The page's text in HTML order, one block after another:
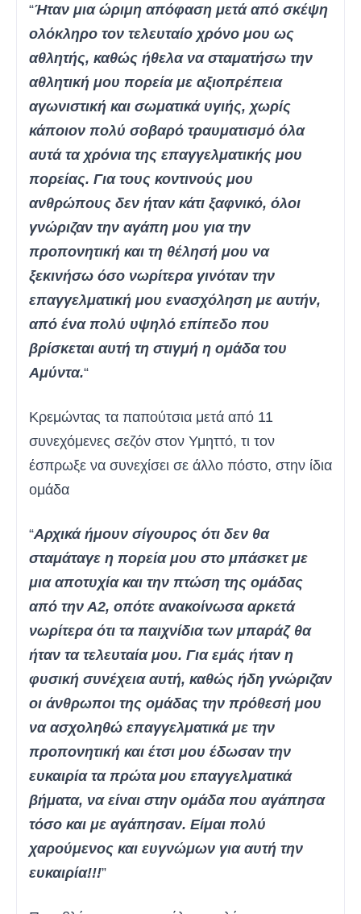
“Ήταν μια ώριμη απόφαση μετά από σκέψη
ολόκληρο τον τελευταίο χρόνο μου ως
αθλητής, καθώς ήθελα να σταματήσω την
αθλητική μου πορεία με αξιοπρέπεια
αγωνιστική και σωματικά υγιής, χωρίς
κάποιον πολύ σοβαρό τραυματισμό όλα
αυτά τα χρόνια της επαγγελματικής μου
πορείας. Για τους κοντινούς μου
ανθρώπους δεν ήταν κάτι ξαφνικό, όλοι
γνώριζαν την αγάπη μου για την
προπονητική και τη θέλησή μου να
ξεκινήσω όσο νωρίτερα γινόταν την
επαγγελματική μου ενασχόληση με αυτήν,
από ένα πολύ υψηλό επίπεδο που
βρίσκεται αυτή τη στιγμή η ομάδα του
Αμύντα.“
Κρεμώντας τα παπούτσια μετά από 11
συνεχόμενες σεζόν στον Υμηττό, τι τον
έσπρωξε να συνεχίσει σε άλλο πόστο, στην ίδια
ομάδα
“Αρχικά ήμουν σίγουρος ότι δεν θα
σταμάταγε η πορεία μου στο μπάσκετ με
μια αποτυχία και την πτώση της ομάδας
από την Α2, οπότε ανακοίνωσα αρκετά
νωρίτερα ότι τα παιχνίδια των μπαράζ θα
ήταν τα τελευταία μου. Για εμάς ήταν η
φυσική συνέχεια αυτή, καθώς ήδη γνώριζαν
οι άνθρωποι της ομάδας την πρόθεσή μου
να ασχοληθώ επαγγελματικά με την
προπονητική και έτσι μου έδωσαν την
ευκαιρία τα πρώτα μου επαγγελματικά
βήματα, να είναι στην ομάδα που αγάπησα
τόσο και με αγάπησαν. Είμαι πολύ
χαρούμενος και ευγνώμων για αυτή την
ευκαιρία!!!”